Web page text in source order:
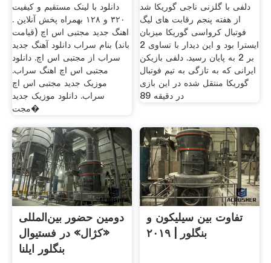
دانلود با لینک مستقیم و کیفیت
۳۲۰ و ۱۲۸ بهمراه پخش آنلاین .
اهنگ جدید مجتبی اس اچ (قیامت
باند) بنام سراب دانلود آهنگ جدید
سراب از مجتبی اس اچ. دانلود
مجتبی اس اچ اهنگ سراب.
موزیک جدید مجتبی اس اچ
سراب. دانلود موزیک جدید
مجت�
دلفی با گلزنی ناجی گوریکا شد
از هفته پنجم رقابت های لیگ
فوتبال کرواسی گوریکا میزبان
ایسترا بود و این دیدار با تساوی 2
بر 2 به پایان رسید. دلفی بازیکن
ایرانی که به تازگی به تیم فوتبال
گوریکا منتقل شده در این بازی
در دقیقه 89
دومین حضور بین‌المللی
«کژال» در فستیوال
بنگلور ایلنا
تفاوت بین سیلیکون و
بنگلور | ۲۰۱۹